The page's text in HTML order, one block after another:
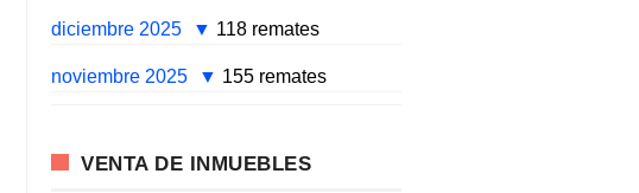
diciembre 2025
118 remates
noviembre 2025 155 remates
VENTA DE INMUEBLES